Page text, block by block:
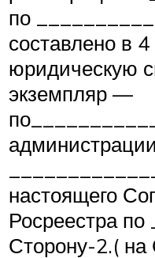
по
составлено в
юридическую
экземпляр —
настоящего
Росреестра
Сторону-2.(